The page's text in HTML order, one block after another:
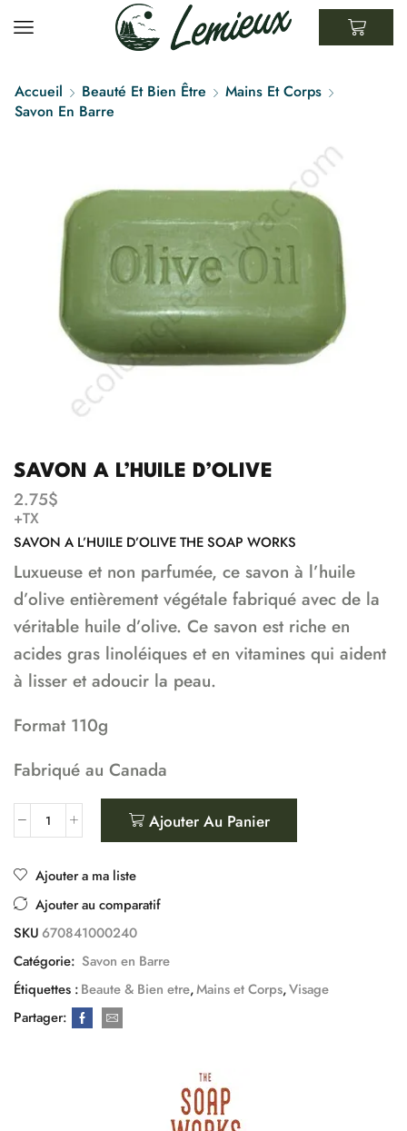
Accueil Beauté Et Bien Être
Mains Et Corps
Savon En Barre
SAVON A L’HUILE D’OLIVE
2.75$
+TX
SAVON A L’HUILE D’OLIVE THE SOAP WORKS
Luxueuse et non parfumée, ce savon à l’huile
d’olive entièrement végétale fabriqué avec de la
véritable huile d’olive. Ce savon est riche en
acides gras linoléiques et en vitamines qui aident
à lisser et adoucir la peau.
Format 110g
Fabriqué au Canada
Ajouter Au Panier
Ajouter a ma liste
Ajouter au comparatif
SKU670841000240
Catégorie: Savon en Barre
Étiquettes :Beaute & Bien etre,Mains et Corps,Visage
Partager: